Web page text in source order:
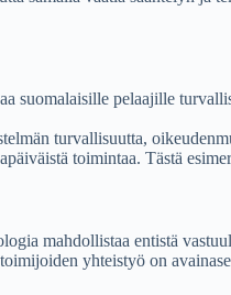
suomalaisille pelaajille
turvallisuutta,
toimintaa. Tästä
mahdollistaa entistä
toimijoiden yhteistyö on